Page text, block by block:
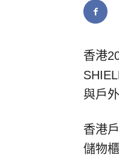
香港
與戶
香港
儲物